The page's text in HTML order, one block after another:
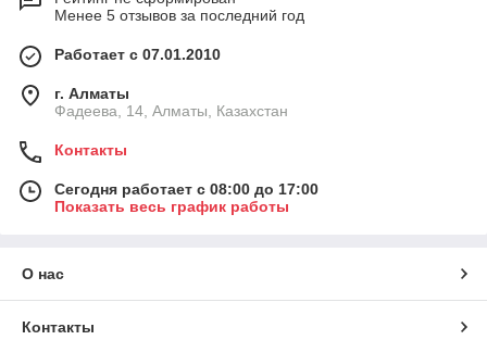
Менее 5 отзывов за последний год
Работает с 07.01.2010
г. Алматы
Фадеева, 14, Алматы, Казахстан
Контакты
Сегодня работает с 08:00 до 17:00
Показать весь график работы
О нас
Контакты